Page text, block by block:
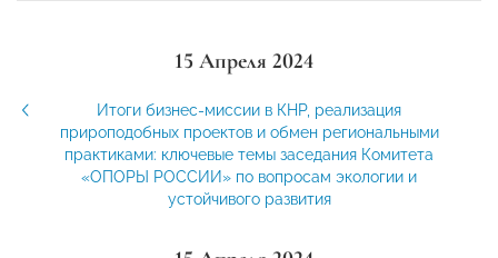
15 Апреля 2024
Итоги бизнес-миссии в КНР, реализация
прироподобных проектов и обмен региональными
практиками: ключевые темы заседания Комитета
«ОПОРЫ РОССИИ» по вопросам экологии и
устойчивого развития